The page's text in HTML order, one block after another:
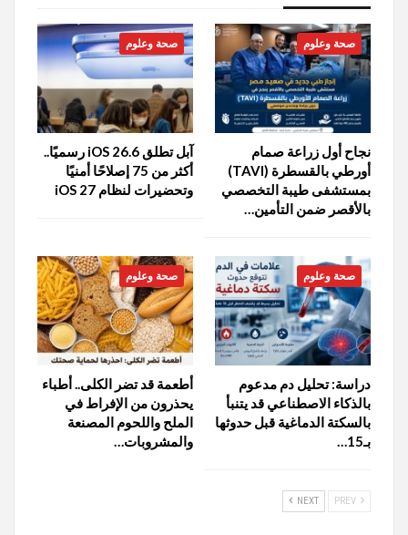
صحة وعلوم
نجاح أول زراعة صمام
أورطي بالقسطرة (TAVI)
بمستشفى طيبة التخصصي
بالأقصر ضمن التأمين…
صحة وعلوم
آبل تطلق iOS 26.6 رسميًا..
أكثر من 75 إصلاحًا أمنيًا
وتحضيرات لنظام iOS 27
صحة وعلوم
دراسة: تحليل دم مدعوم
بالذكاء الاصطناعي قد يتنبأ
بالسكتة الدماغية قبل حدوثها
بـ15…
صحة وعلوم
أطعمة قد تضر الكلى.. أطباء
يحذرون من الإفراط في
الملح واللحوم المصنعة
والمشروبات…
NEXT